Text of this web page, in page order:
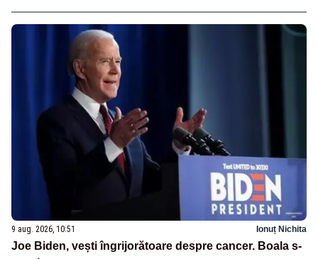
9 aug. 2026, 10:51 Ionuț Nichita
Joe Biden, vești îngrijorătoare despre cancer. Boala s-